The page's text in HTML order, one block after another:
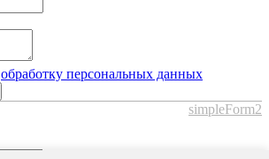
обработку персональных данных
simpleForm2